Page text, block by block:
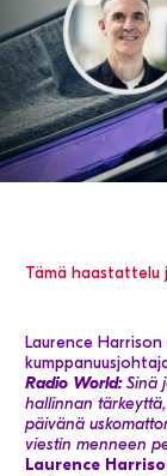
Tämä haastattelu
Laurence Harrison
Radio World:Sinä
hallinnan
päivänä
viestin menneen
Laurence